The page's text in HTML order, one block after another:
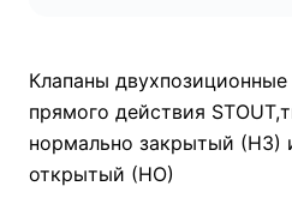
Клапаны
прямого действия
нормально закрытый (НЗ)
открытый (НО)